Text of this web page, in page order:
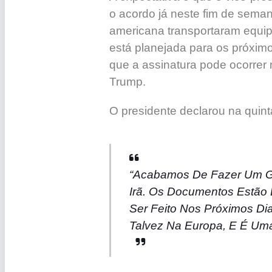
o acordo já neste fim de
americana transportaram
está planejada para os
que a assinatura pode
Trump.
O presidente declarou na
“Acabamos De Fazer Um
Irã. Os Documentos
Ser Feito Nos Próximos
Talvez Na Europa, E É